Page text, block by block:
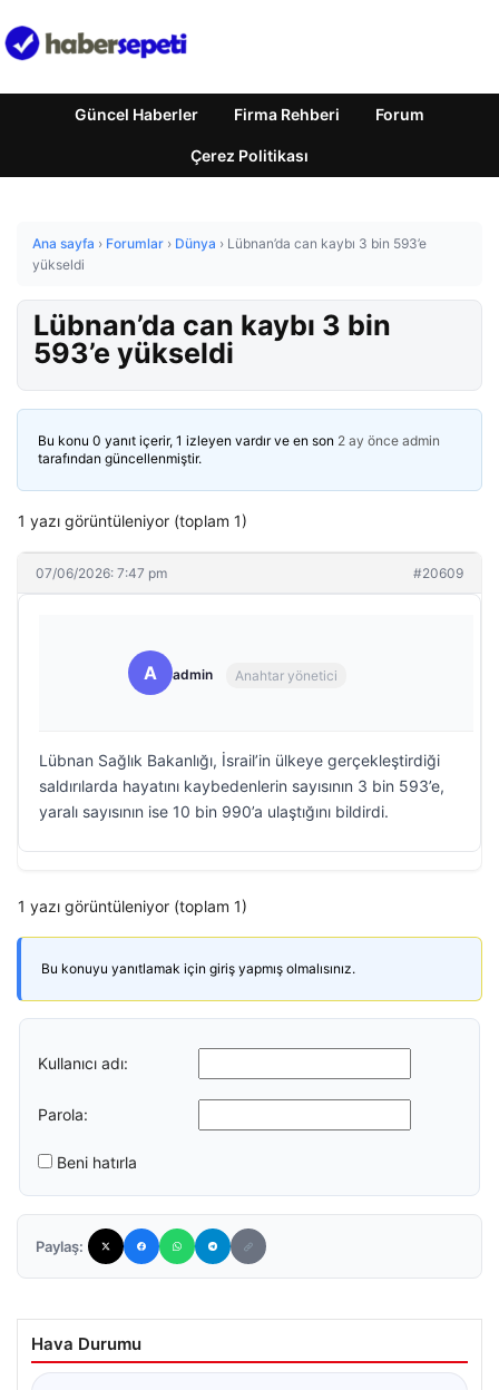
Güncel Haberler Firma Rehberi Forum
Çerez Politikası
Ana sayfa › Forumlar › Dünya › Lübnan’da can kaybı 3 bin 593’e
yükseldi
Lübnan’da can kaybı 3 bin
593’e yükseldi
Bu konu 0 yanıt içerir, 1 izleyen vardır ve en son 2 ay önce admin
tarafından güncellenmiştir.
1 yazı görüntüleniyor (toplam 1)
07/06/2026: 7:47 pm #20609
A admin Anahtar yönetici
Lübnan Sağlık Bakanlığı, İsrail’in ülkeye gerçekleştirdiği
saldırılarda hayatını kaybedenlerin sayısının 3 bin 593’e,
yaralı sayısının ise 10 bin 990’a ulaştığını bildirdi.
1 yazı görüntüleniyor (toplam 1)
Bu konuyu yanıtlamak için giriş yapmış olmalısınız.
Kullanıcı adı:
Parola:
Beni hatırla
Paylaş:
Hava Durumu